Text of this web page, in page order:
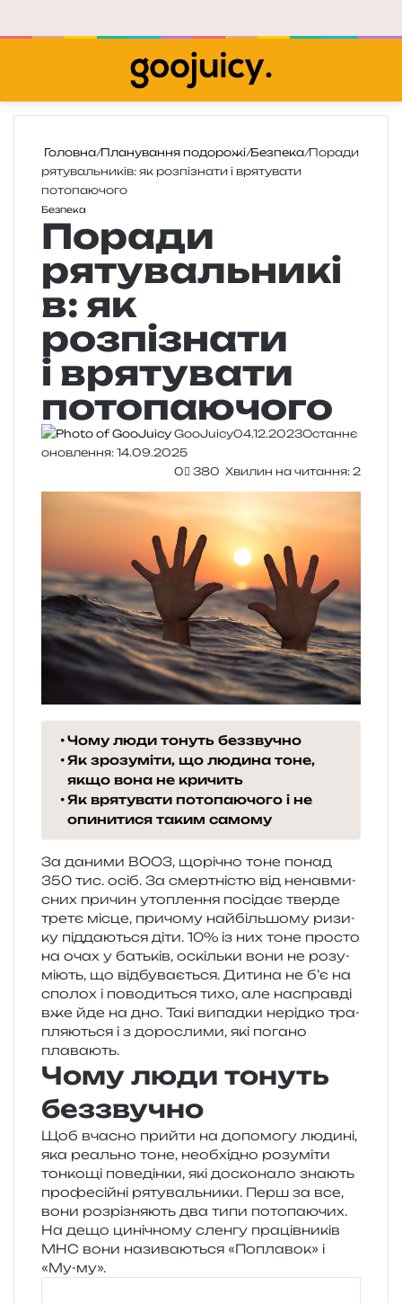
Головна/Планування подорожі/Безпека/Поради
рятувальників: як розпізнати і врятувати
потопаючого
Безпека
Поради
рятувальникі
в: як
розпізнати
і врятувати
потопаючого
GooJuicy04.12.2023Останнє
оновлення: 14.09.2025
0
380 Хвилин на читання: 2
Чому люди тонуть беззвучно
Як зрозуміти, що людина тоне,
якщо вона не кричить
Як врятувати потопаючого і не
опинитися таким самому
За дани­ми ВООЗ, щорі­чно тоне понад
350 тис. осіб. За смер­тні­стю від ненав­ми­
сних при­чин уто­пле­н­ня посі­дає твер­де
третє місце, при­чо­му най­біль­шо­му ризи­
ку під­да­ю­ться діти. 10% із них тоне про­сто
на очах у батьків, оскіль­ки вони не розу­
мі­ють, що від­бу­ва­є­ться. Дитина не б’є на
спо­лох і пово­ди­ться тихо, але насправ­ді
вже йде на дно. Такі випад­ки нерід­ко тра­
пля­ю­ться і з доро­сли­ми, які пога­но
плавають.
Чому люди тонуть
беззвучно
Щоб вча­сно при­йти на допо­мо­гу люди­ні,
яка реаль­но тоне, необ­хі­дно розу­мі­ти
тон­ко­щі пове­дін­ки, які доско­на­ло зна­ють
про­фе­сій­ні ряту­валь­ни­ки. Перш за все,
вони роз­рі­зня­ють два типи пото­па­ю­чих.
На дещо цині­чно­му слен­гу пра­ців­ни­ків
МНС вони нази­ва­ю­ться «Поплавок» і
«Му-му».